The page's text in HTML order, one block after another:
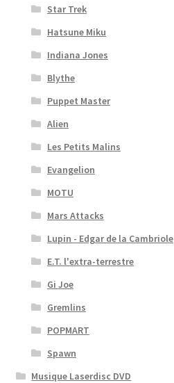
Star Trek
Hatsune Miku
Indiana Jones
Blythe
Puppet Master
Alien
Les Petits Malins
Evangelion
MOTU
Mars Attacks
Lupin - Edgar de la Cambriole
E.T. l'extra-terrestre
Gi Joe
Gremlins
POPMART
Spawn
Musique Laserdisc DVD